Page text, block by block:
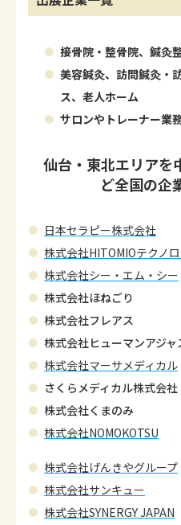
接骨院・整骨院、鍼灸
美容鍼灸、訪問鍼灸・
ス、老人ホーム
サロンやトレーナー業
仙台・東北エリアを
ど全国の企
日本セラピー株式会社
株式会社HITOMIOテクノ
株式会社シー・エム・シー
株式会社ほねごり
株式会社フレアス
株式会社ヒューマンアジャ
株式会社マーサメディカル
さくらメディカル株式会社
株式会社くまのみ
株式会社NOMOKOTSU
株式会社げんきやグループ
株式会社サンキュー
株式会社SYNERGY JAPAN